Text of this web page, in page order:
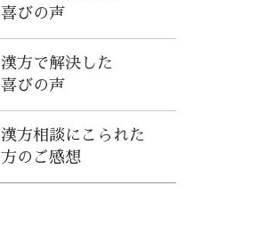
喜びの声
漢方で解決した
喜びの声
漢方相談にこられた
方のご感想